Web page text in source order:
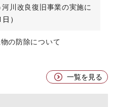
川改良復旧事業の実施に
の防除について
一覧を見る